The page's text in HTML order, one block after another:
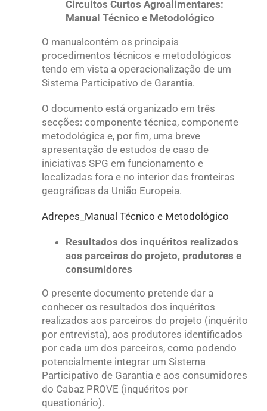
Circuitos Curtos Agroalimentares:
Manual Técnico e Metodológico
O manualcontém os principais
procedimentos técnicos e metodológicos
tendo em vista a operacionalização de um
Sistema Participativo de Garantia.
O documento está organizado em três
secções: componente técnica, componente
metodológica e, por fim, uma breve
apresentação de estudos de caso de
iniciativas SPG em funcionamento e
localizadas fora e no interior das fronteiras
geográficas da União Europeia.
Adrepes_Manual Técnico e Metodológico
Resultados dos inquéritos realizados
aos parceiros do projeto, produtores e
consumidores
O presente documento pretende dar a
conhecer os resultados dos inquéritos
realizados aos parceiros do projeto (inquérito
por entrevista), aos produtores identificados
por cada um dos parceiros, como podendo
potencialmente integrar um Sistema
Participativo de Garantia e aos consumidores
do Cabaz PROVE (inquéritos por
questionário).